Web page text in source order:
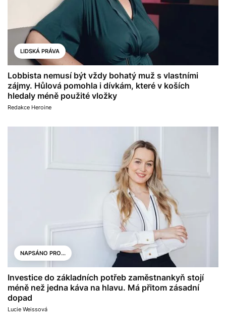
LIDSKÁ PRÁVA
Lobbista nemusí být vždy bohatý muž s vlastními
zájmy. Hůlová pomohla i dívkám, které v koších
hledaly méně použité vložky
Redakce Heroine
NAPSÁNO PRO...
Investice do základních potřeb zaměstnankyň stojí
méně než jedna káva na hlavu. Má přitom zásadní
dopad
Lucie Weissová